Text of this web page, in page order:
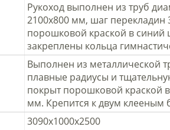
Рукоход выполнен из труб
2100х800 мм, шаг
порошковой краской в синий
закреплены кольца
Выполнен из металлической
плавные радиусы и
покрыт порошковой краской
мм. Крепится к двум клееным
3090х1000х2500